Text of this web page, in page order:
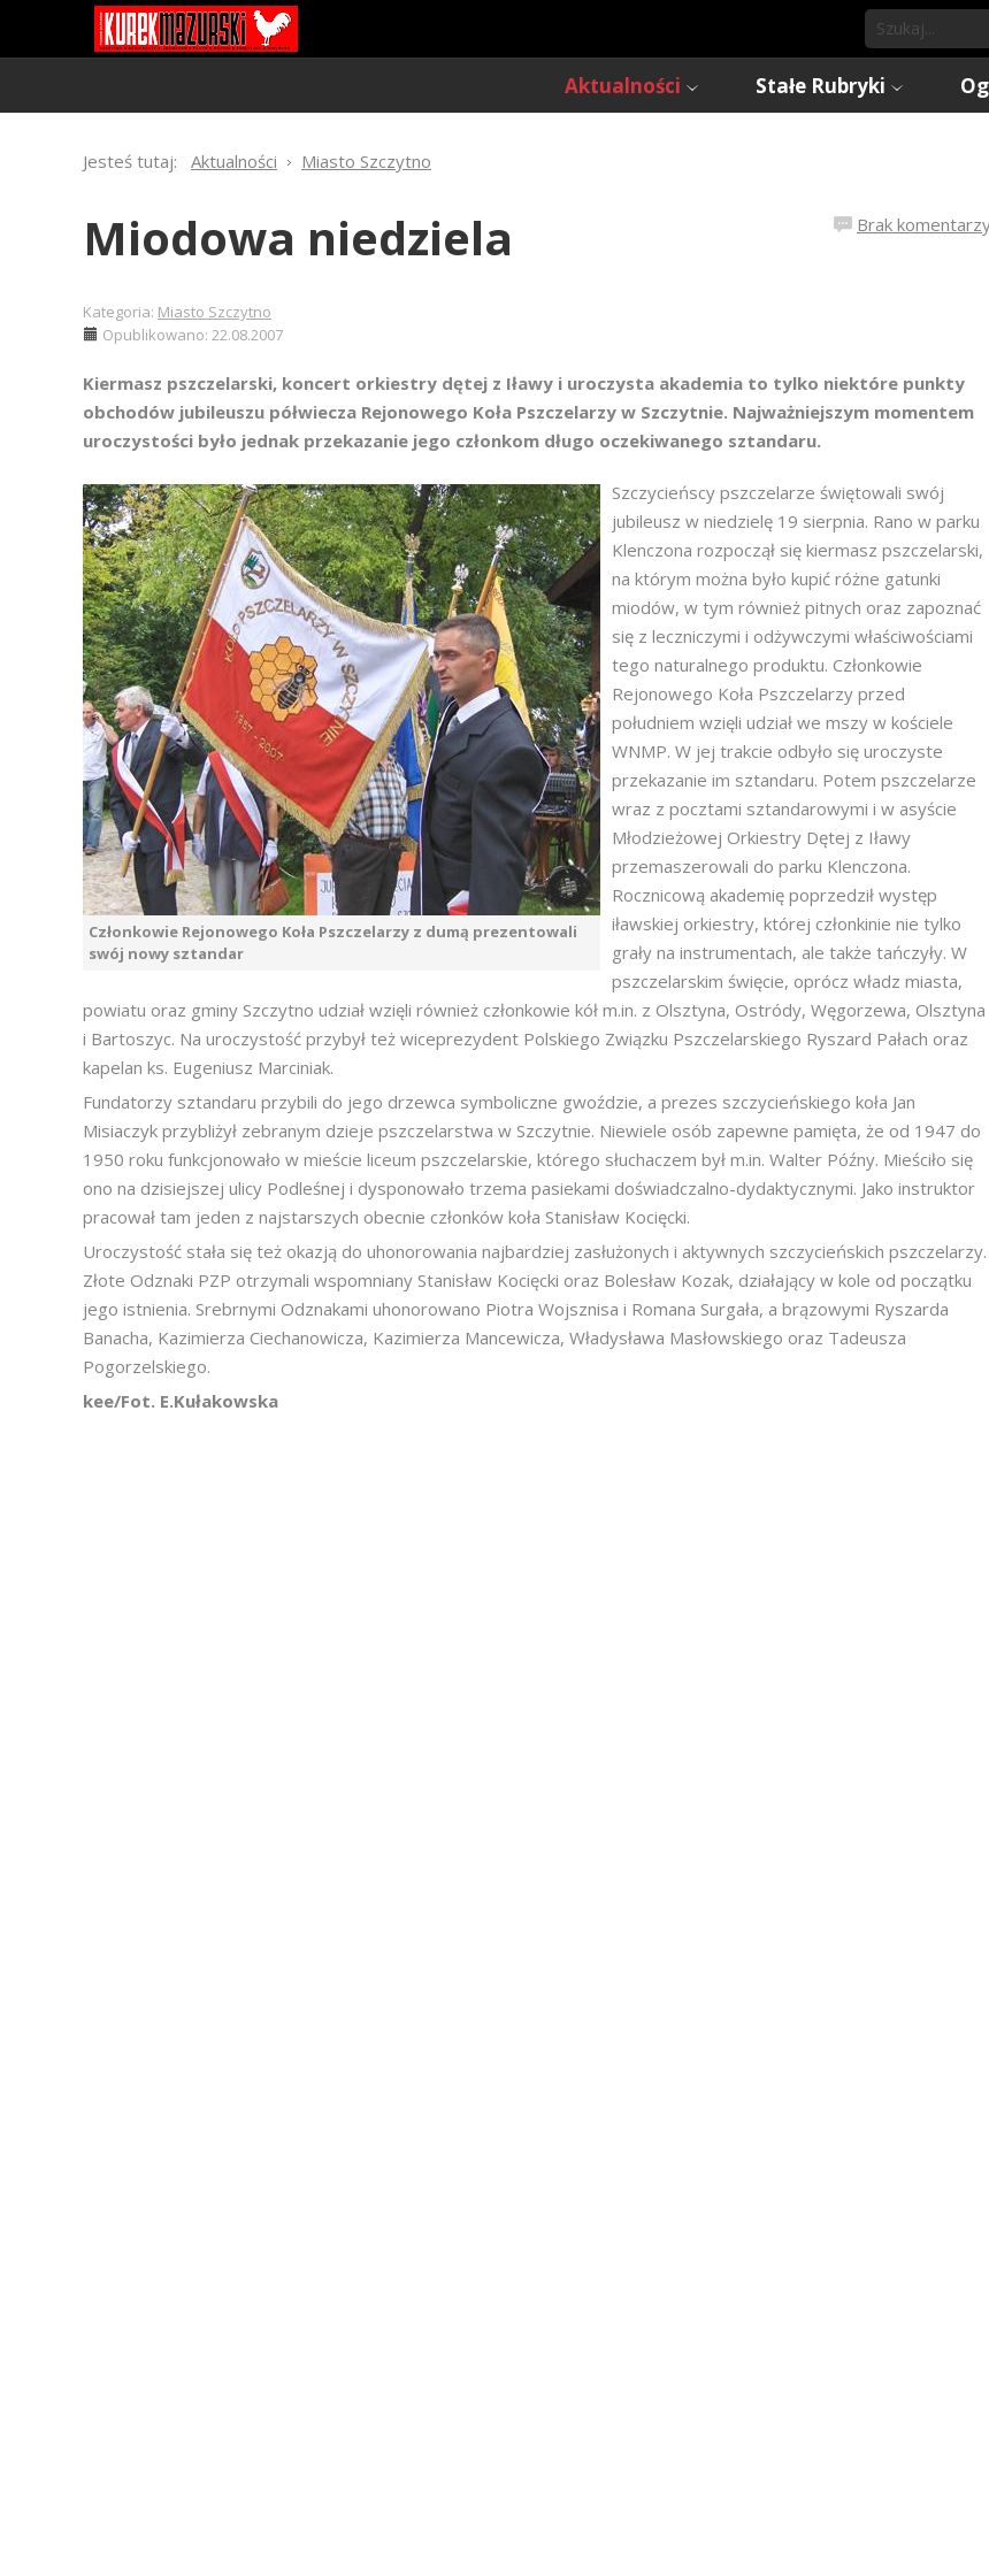
Aktualności Stałe Rubryki
Jesteś tutaj: Aktualności Miasto Szczytno
Brak
Miodowa niedziela
Kategoria: Miasto Szczytno
Opublikowano: 22.08.2007
Kiermasz pszczelarski, koncert orkiestry dętej z Iławy i uroczysta akademia to tylko niektóre punkty
obchodów jubileuszu półwiecza Rejonowego Koła Pszczelarzy w Szczytnie. Najważniejszym momentem
uroczystości było jednak przekazanie jego członkom długo oczekiwanego sztandaru.
Członkowie Rejonowego Koła Pszczelarzy z dumą prezentowali
swój nowy sztandar
Szczycieńscy pszczelarze świętowali swój
jubileusz w niedzielę 19 sierpnia. Rano w parku
Klenczona rozpoczął się kiermasz pszczelarski,
na którym można było kupić różne gatunki
miodów, w tym również pitnych oraz zapoznać
się z leczniczymi i odżywczymi właściwościami
tego naturalnego produktu. Członkowie
Rejonowego Koła Pszczelarzy przed
południem wzięli udział we mszy w kościele
WNMP. W jej trakcie odbyło się uroczyste
przekazanie im sztandaru. Potem pszczelarze
wraz z pocztami sztandarowymi i w asyście
Młodzieżowej Orkiestry Dętej z Iławy
przemaszerowali do parku Klenczona.
Rocznicową akademię poprzedził występ
iławskiej orkiestry, której członkinie nie tylko
grały na instrumentach, ale także tańczyły. W
pszczelarskim święcie, oprócz władz miasta,
powiatu oraz gminy Szczytno udział wzięli również członkowie kół m.in. z Olsztyna, Ostródy, Węgorzewa, Olsztyna
i Bartoszyc. Na uroczystość przybył też wiceprezydent Polskiego Związku Pszczelarskiego Ryszard Pałach oraz
kapelan ks. Eugeniusz Marciniak.
Fundatorzy sztandaru przybili do jego drzewca symboliczne gwoździe, a prezes szczycieńskiego koła Jan
Misiaczyk przybliżył zebranym dzieje pszczelarstwa w Szczytnie. Niewiele osób zapewne pamięta, że od 1947 do
1950 roku funkcjonowało w mieście liceum pszczelarskie, którego słuchaczem był m.in. Walter Późny. Mieściło się
ono na dzisiejszej ulicy Podleśnej i dysponowało trzema pasiekami doświadczalno-dydaktycznymi. Jako instruktor
pracował tam jeden z najstarszych obecnie członków koła Stanisław Kocięcki.
Uroczystość stała się też okazją do uhonorowania najbardziej zasłużonych i aktywnych szczycieńskich pszczelarzy.
Złote Odznaki PZP otrzymali wspomniany Stanisław Kocięcki oraz Bolesław Kozak, działający w kole od początku
jego istnienia. Srebrnymi Odznakami uhonorowano Piotra Wojsznisa i Romana Surgała, a brązowymi Ryszarda
Banacha, Kazimierza Ciechanowicza, Kazimierza Mancewicza, Władysława Masłowskiego oraz Tadeusza
Pogorzelskiego.
kee/Fot. E.Kułakowska